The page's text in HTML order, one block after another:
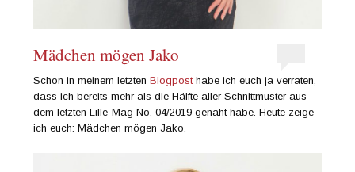
Mädchen mögen Jako
Schon in meinem letztenBlogposthabe ich euch ja verraten,
dass ich bereits mehr als die Hälfte aller Schnittmuster aus
dem letzten Lille-Mag No. 04/2019 genäht habe. Heute zeige
ich euch: Mädchen mögen Jako.